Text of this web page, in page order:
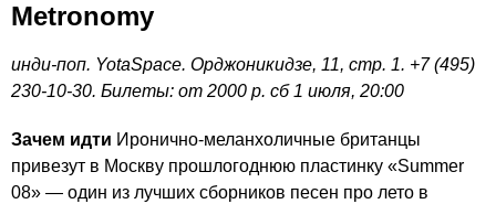
Metronomy
инди-поп. YotaSpace. Орджоникидзе, 11, стр. 1. +7 (495)
230-10-30. Билеты: от 2000 р. сб 1 июля, 20:00
Зачем идти Иронично-меланхоличные британцы
привезут в Москву прошлогоднюю пластинку «Summer
08» — один из лучших сборников песен про лето в